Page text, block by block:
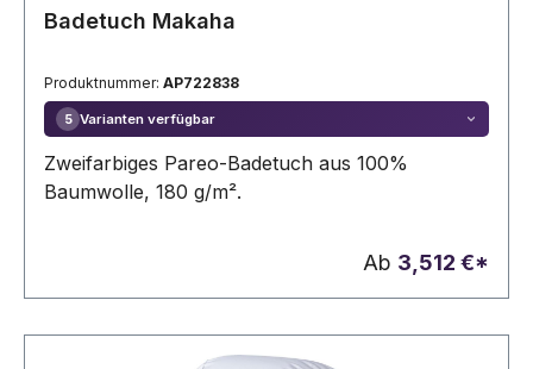
Badetuch Makaha
Produktnummer: AP722838
5 Varianten verfügbar
Zweifarbiges Pareo-Badetuch aus 100%
Baumwolle, 180 g/m².
Ab 3,512 €*